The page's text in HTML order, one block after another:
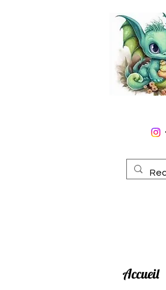
Accueil